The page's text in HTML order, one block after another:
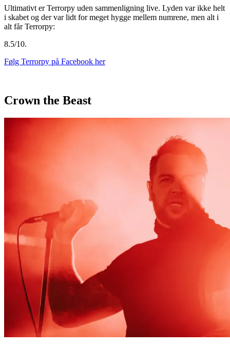
Ultimativt er Terrorpy uden sammenligning live. Lyden var ikke helt
i skabet og der var lidt for meget hygge mellem numrene, men alt i
alt får Terrorpy:
8.5/10.
Følg Terrorpy på Facebook her
Crown the Beast